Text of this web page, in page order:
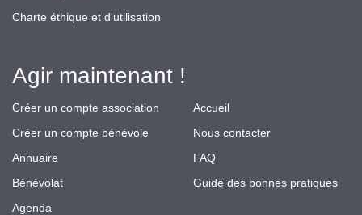
Charte éthique et d'utilisation
Agir maintenant !
Créer un compte association
Créer un compte bénévole
Annuaire
Bénévolat
Agenda
Accueil
Nous contacter
FAQ
Guide des bonnes pratiques